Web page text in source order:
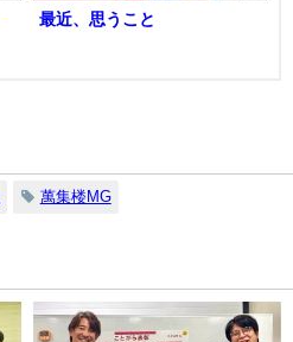
最近、思うこと
萬集楼MG